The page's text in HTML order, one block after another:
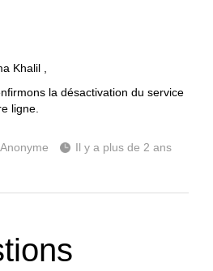
Khalil ,
la désactivation du service
ligne.
Anonyme Il y a plus de 2 ans